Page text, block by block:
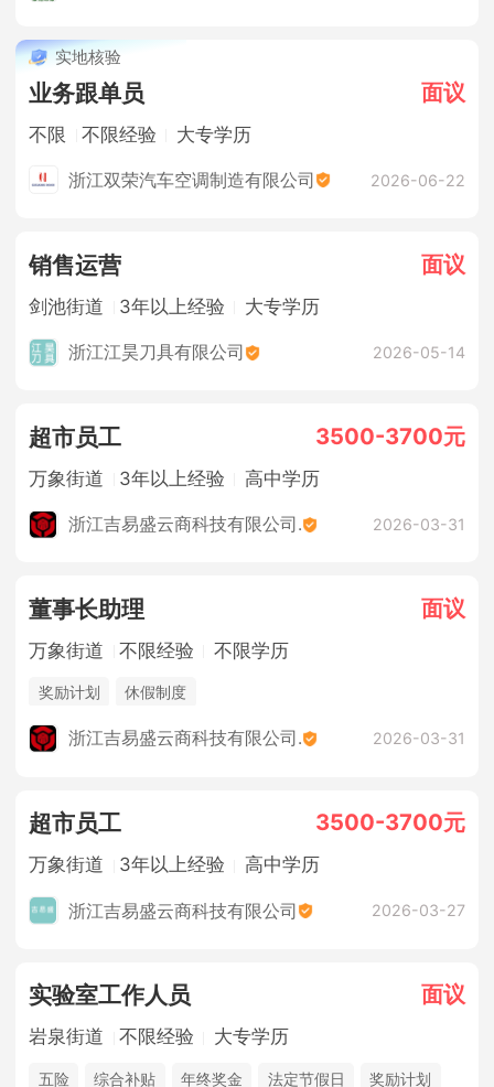
实地核验
业务跟单员 面议
不限 不限经验 大专学历
浙江双荣汽车空调制造有限公司 2026-06-22
销售运营 面议
剑池街道 3年以上经验 大专学历
浙江江昊刀具有限公司 2026-05-14
超市员工 3500-3700元
万象街道 3年以上经验 高中学历
浙江吉易盛云商科技有限公司. 2026-03-31
董事长助理 面议
万象街道 不限经验 不限学历
奖励计划 休假制度
浙江吉易盛云商科技有限公司. 2026-03-31
超市员工 3500-3700元
万象街道 3年以上经验 高中学历
浙江吉易盛云商科技有限公司 2026-03-27
实验室工作人员 面议
岩泉街道 不限经验 大专学历
五险 综合补贴 年终奖金 法定节假日 奖励计划